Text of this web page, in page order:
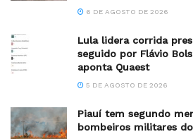
6 DE AGOSTO DE 2026
Lula lidera corrida
seguido por Flávio
aponta Quaest
5 DE AGOSTO DE 2026
Piauí tem segundo
bombeiros militares